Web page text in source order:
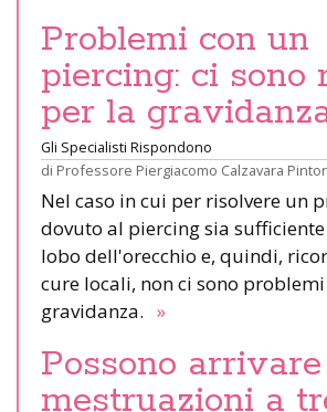
Problemi con un
piercing: ci sono
per la
Gli Specialisti Rispondono
di Professore Piergiacomo Calzavara
Nel caso in cui per risolvere un
dovuto al piercing sia
lobo dell'orecchio e, quindi,
cure locali, non ci sono
gravidanza. »
Possono
mestruazioni a